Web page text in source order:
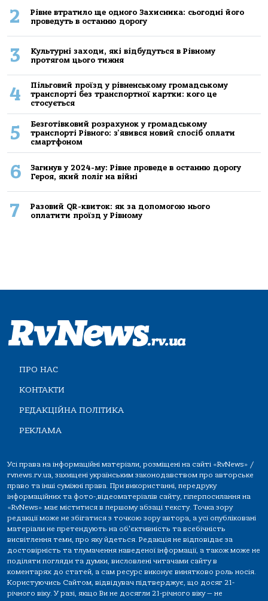
2
Рівне втратило ще одного Захисника: сьогодні його
проведуть в останню дорогу
3
Культурні заходи, які відбудуться в Рівному
протягом цього тижня
4
Пільговий проїзд у рівненському громадському
транспорті без транспортної картки: кого це
стосується
5
Безготівковий розрахунок у громадському
транспорті Рівного: з'явився новий спосіб оплати
смартфоном
6
Загинув у 2024-му: Рівне проведе в останню дорогу
Героя, який поліг на війні
7
Разовий QR-квиток: як за допомогою нього
оплатити проїзд у Рівному
ПРО НАС
КОНТАКТИ
РЕДАКЦІЙНА ПОЛІТИКА
РЕКЛАМА
Усі права на інформаційні матеріали, розміщені на сайті «RvNews» /
rvnews.rv.ua, захищені українським законодавством про авторське
право та інші суміжні права. При використанні, передруку
інформаційних та фото-,відеоматеріалів сайту, гіперпосилання на
«RvNews» має міститися в першому абзаці тексту. Точка зору
редакції може не збігатися з точкою зору автора, а усі опубліковані
матеріали не претендують на об'єктивність та всебічність
висвітлення теми, про яку йдеться. Редакція не відповідає за
достовірність та тлумачення наведеної інформації, а також може не
поділяти погляди та думки, висловлені читачами сайту в
коментарях до статей, а сам ресурс виконує винятково роль носія.
Користуючись Сайтом, відвідувач підтверджує, що досяг 21-
річного віку. У разі, якщо Ви не досягли 21-річного віку — не